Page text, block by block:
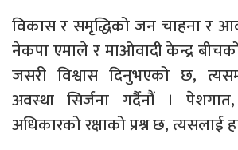
विकास र समृद्धिको जन चाहना र
नेकपा एमाले र माओवादी केन्द्र
जसरी विश्वास दिनुभएको छ,
अवस्था सिर्जना गर्दैनौं ।
अधिकारको रक्षाको प्रश्न छ, त्यसलाई